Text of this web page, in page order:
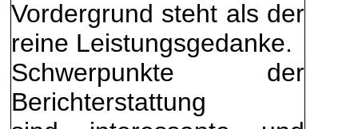
Vordergrund steht als der
reine Leistungsgedanke.
Schwerpunkte der
Berichterstattung